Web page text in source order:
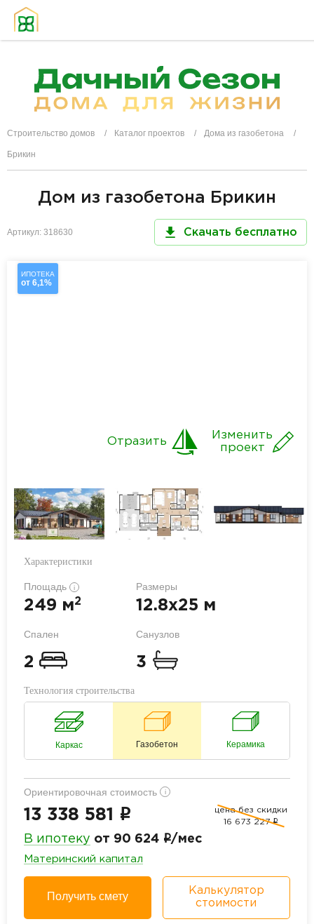
Строительство домов Каталог проектов Дома из газобетона
Брикин
Дом из газобетона Брикин
Артикул: 318630 Скачать бесплатно
ИПОТЕКА
от 6,1%
Изменить
проект
Отразить
Характеристики
Площадь i
249 м2
Размеры
12.8x25 м
Спален
2
Санузлов
3
Технология строительства
Каркас Газобетон Керамика
Ориентировочная стоимость i
13 338 581 i
цена без скидки
16 673 227 i
В ипотеку от 90 624 i/мес
Материнский капитал
Получить смету
Калькулятор
стоимости